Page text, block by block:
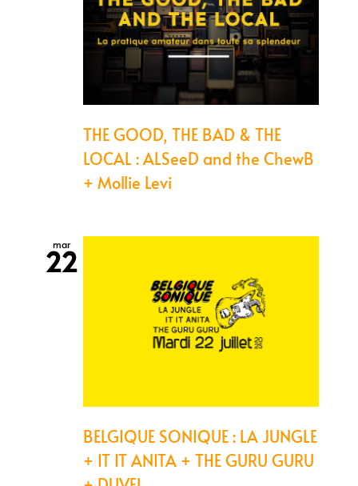
THE GOOD, THE BAD & THE
LOCAL : ALSeeD and the ChewB
+ Mollie Levi
mar
22
BELGIQUE SONIQUE : LA JUNGLE
+ IT IT ANITA + THE GURU GURU